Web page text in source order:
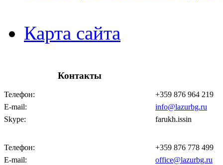
Карта сайта
Контакты
Телефон:
+359 876 964 219
E-mail:
info@lazurbg.ru
Skype:
farukh.issin
Телефон:
+359 876 778 499
E-mail:
office@lazurbg.ru